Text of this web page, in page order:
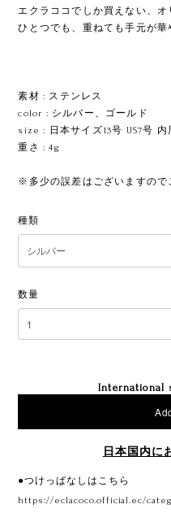
エクラココでしか買えない、
ひとつでも、重ねても手元が華
素材 : ステンレス
color : シルバー、ゴールド
size : 日本サイズ13号 US7号 内
重さ : 4g
※多少の誤差はございますので
種類
数量
International
日本国内に
●つけっぱなしはこちら
https://eclacoco.official.ec/